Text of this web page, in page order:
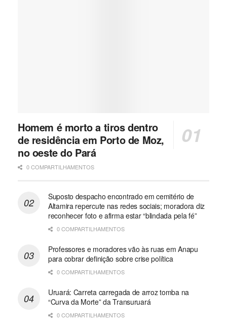
Homem é morto a tiros dentro
de residência em Porto de Moz,
no oeste do Pará
0 COMPARTILHAMENTOS
Suposto despacho encontrado em cemitério de
Altamira repercute nas redes sociais; moradora diz
reconhecer foto e afirma estar “blindada pela fé”
0 COMPARTILHAMENTOS
Professores e moradores vão às ruas em Anapu
para cobrar definição sobre crise política
0 COMPARTILHAMENTOS
Uruará: Carreta carregada de arroz tomba na
“Curva da Morte” da Transuruará
0 COMPARTILHAMENTOS